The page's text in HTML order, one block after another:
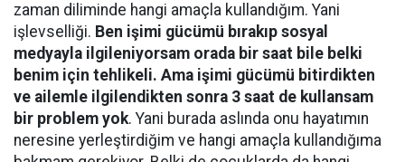
zaman diliminde hangi amaçla kullandığım. Yani
işlevselliği. Ben işimi gücümü bırakıp sosyal
medyayla ilgileniyorsam orada bir saat bile belki
benim için tehlikeli. Ama işimi gücümü bitirdikten
ve ailemle ilgilendikten sonra 3 saat de kullansam
bir problem yok. Yani burada aslında onu hayatımın
neresine yerleştirdiğim ve hangi amaçla kullandığıma